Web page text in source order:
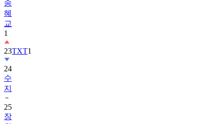
교
1
23
24
수
지
25
장
원
영